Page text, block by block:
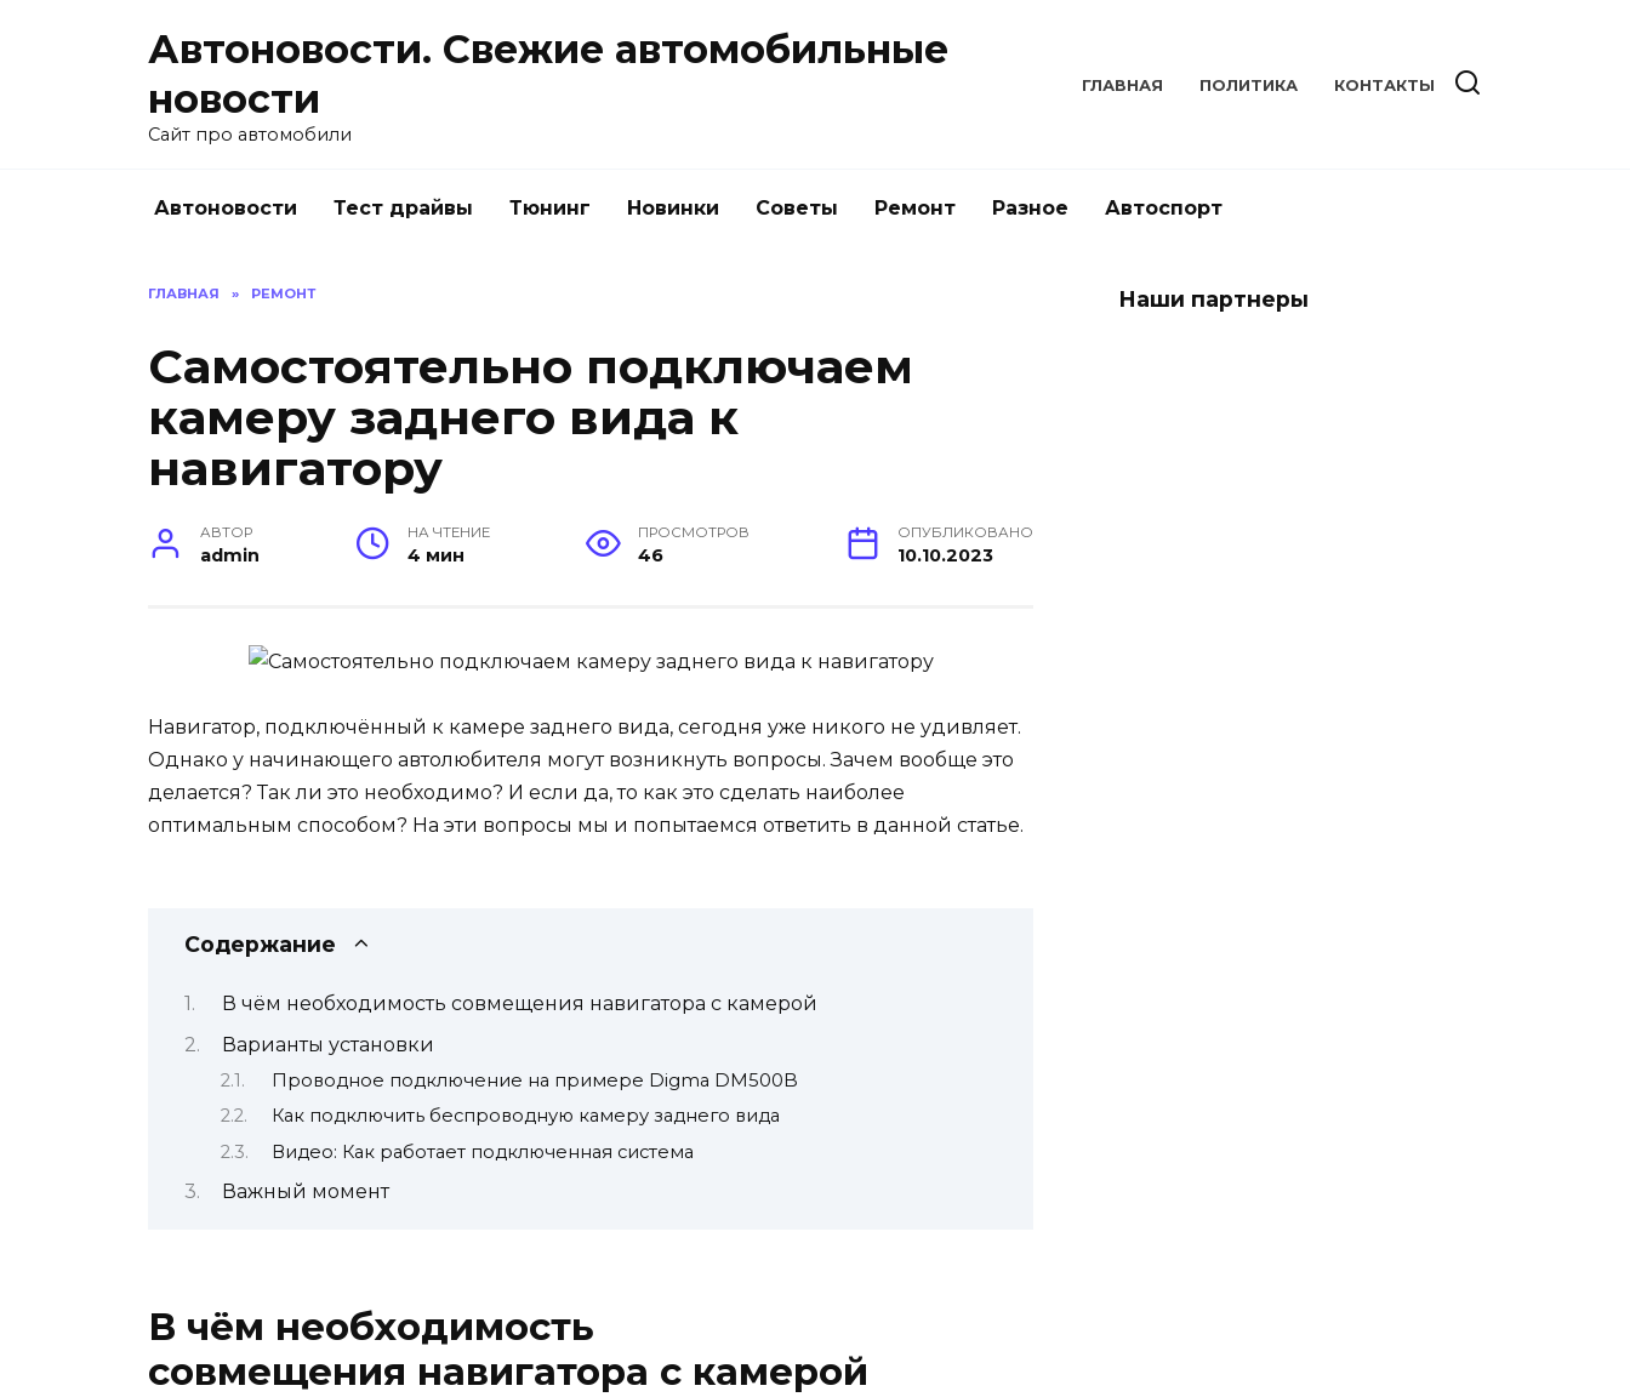
Автоновости. Свежие автомобильные
новости
Сайт про автомобили
ГЛАВНАЯ ПОЛИТИКА КОНТАКТЫ
Автоновости Тест драйвы Тюнинг Новинки Советы Ремонт Разное Автоспорт
ГЛАВНАЯ » РЕМОНТ
Самостоятельно подключаем
камеру заднего вида к
навигатору
АВТОР
admin
НА ЧТЕНИЕ
4 мин
ПРОСМОТРОВ
46
ОПУБЛИКОВАНО
10.10.2023
Навигатор, подключённый к камере заднего вида, сегодня уже никого не удивляет.
Однако у начинающего автолюбителя могут возникнуть вопросы. Зачем вообще это
делается? Так ли это необходимо? И если да, то как это сделать наиболее
оптимальным способом? На эти вопросы мы и попытаемся ответить в данной статье.
Содержание
В чём необходимость совмещения навигатора с камерой
Варианты установки
Проводное подключение на примере Digma DM500B
Как подключить беспроводную камеру заднего вида
Видео: Как работает подключенная система
Важный момент
В чём необходимость
совмещения навигатора с камерой
Наши партнеры